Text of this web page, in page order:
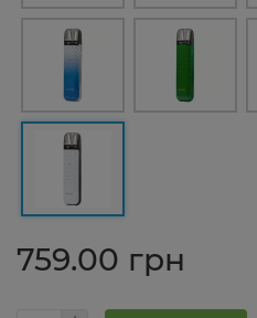
759.00 грн